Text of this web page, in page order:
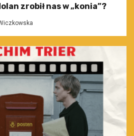
zrobił nas w „konia”?